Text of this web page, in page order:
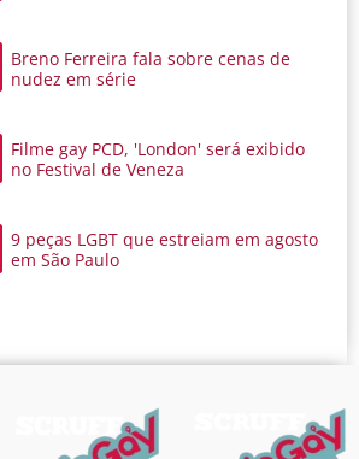
Breno Ferreira fala sobre cenas de
nudez em série
Filme gay PCD, 'London' será exibido
no Festival de Veneza
9 peças LGBT que estreiam em agosto
em São Paulo